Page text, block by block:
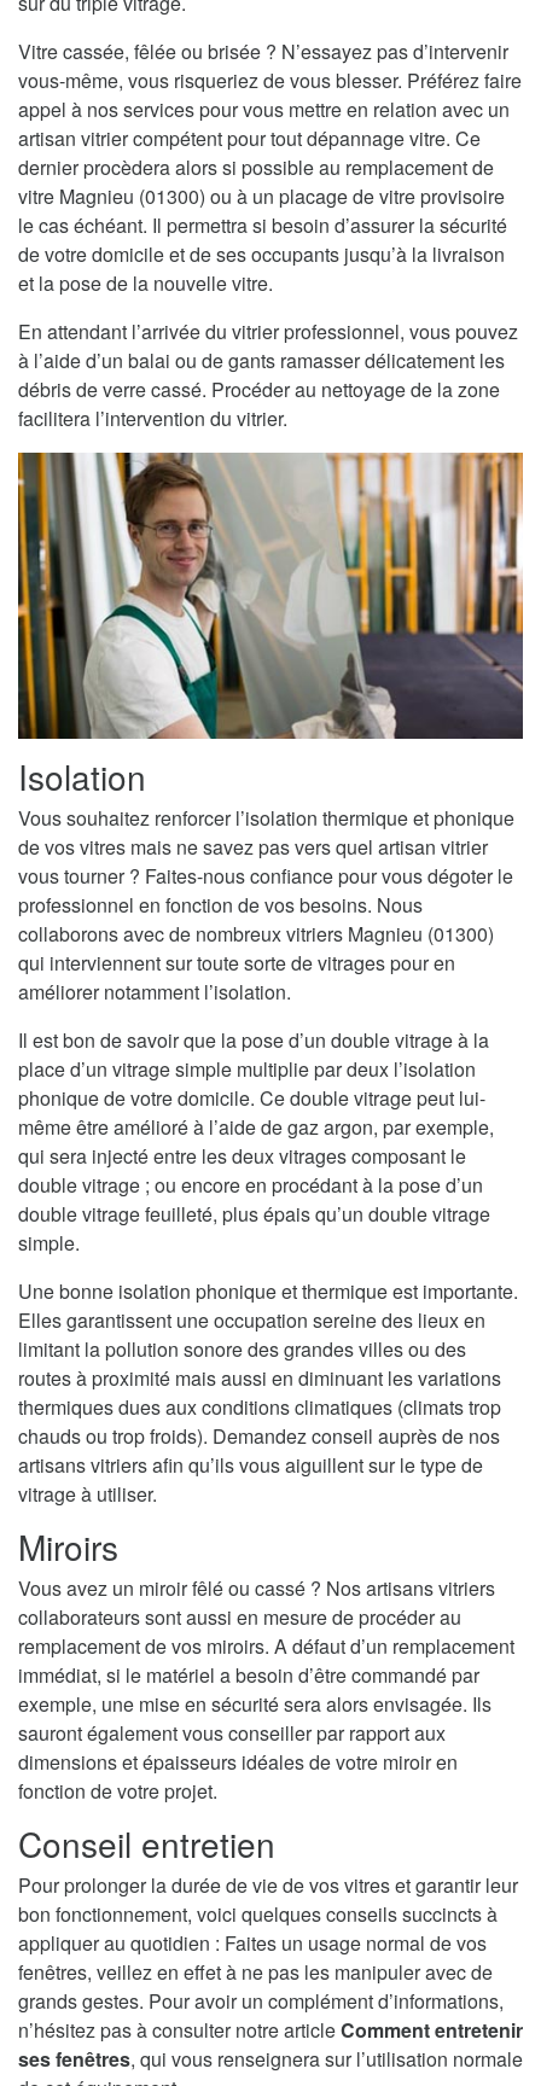
Vitre cassée, fêlée ou brisée ? N’essayez pas d’intervenir
vous-même, vous risqueriez de vous blesser. Préférez faire
appel à nos services pour vous mettre en relation avec un
artisan vitrier compétent pour tout dépannage vitre. Ce
dernier procèdera alors si possible au remplacement de
vitre Magnieu (01300) ou à un placage de vitre provisoire
le cas échéant. Il permettra si besoin d’assurer la sécurité
de votre domicile et de ses occupants jusqu’à la livraison
et la pose de la nouvelle vitre.
En attendant l’arrivée du vitrier professionnel, vous pouvez
à l’aide d’un balai ou de gants ramasser délicatement les
débris de verre cassé. Procéder au nettoyage de la zone
facilitera l’intervention du vitrier.
Isolation
Vous souhaitez renforcer l’isolation thermique et phonique
de vos vitres mais ne savez pas vers quel artisan vitrier
vous tourner ? Faites-nous confiance pour vous dégoter le
professionnel en fonction de vos besoins. Nous
collaborons avec de nombreux vitriers Magnieu (01300)
qui interviennent sur toute sorte de vitrages pour en
améliorer notamment l’isolation.
Il est bon de savoir que la pose d’un double vitrage à la
place d’un vitrage simple multiplie par deux l’isolation
phonique de votre domicile. Ce double vitrage peut lui-
même être amélioré à l’aide de gaz argon, par exemple,
qui sera injecté entre les deux vitrages composant le
double vitrage ; ou encore en procédant à la pose d’un
double vitrage feuilleté, plus épais qu’un double vitrage
simple.
Une bonne isolation phonique et thermique est importante.
Elles garantissent une occupation sereine des lieux en
limitant la pollution sonore des grandes villes ou des
routes à proximité mais aussi en diminuant les variations
thermiques dues aux conditions climatiques (climats trop
chauds ou trop froids). Demandez conseil auprès de nos
artisans vitriers afin qu’ils vous aiguillent sur le type de
vitrage à utiliser.
Miroirs
Vous avez un miroir fêlé ou cassé ? Nos artisans vitriers
collaborateurs sont aussi en mesure de procéder au
remplacement de vos miroirs. A défaut d’un remplacement
immédiat, si le matériel a besoin d’être commandé par
exemple, une mise en sécurité sera alors envisagée. Ils
sauront également vous conseiller par rapport aux
dimensions et épaisseurs idéales de votre miroir en
fonction de votre projet.
Conseil entretien
Pour prolonger la durée de vie de vos vitres et garantir leur
bon fonctionnement, voici quelques conseils succincts à
appliquer au quotidien : Faites un usage normal de vos
fenêtres, veillez en effet à ne pas les manipuler avec de
grands gestes. Pour avoir un complément d’informations,
n’hésitez pas à consulter notre articleComment entretenir
ses fenêtres, qui vous renseignera sur l’utilisation normale